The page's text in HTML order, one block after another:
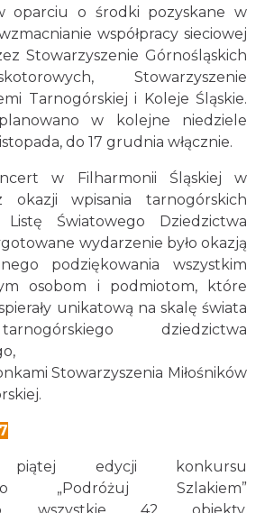
oparciu o środki pozyskane w
współpracy sieciowej
Stowarzyszenie Górnośląskich
Stowarzyszenie
Tarnogórskiej i Koleje Śląskie.
w kolejne niedziele
do 17 grudnia włącznie.
w Filharmonii Śląskiej w
okazji wpisania tarnogórskich
Światowego Dziedzictwa
wydarzenie było okazją
podziękowania wszystkim
osobom i podmiotom, które
unikatową na skalę świata
dziedzictwa
Stowarzyszenia Miłośników
piątej edycji konkursu
„Podróżuj Szlakiem”